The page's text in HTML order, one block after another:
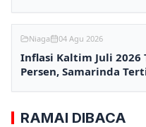
Niaga 04 Agu 2026
Inflasi Kaltim Juli 2026
Persen, Samarinda
RAMAI DIBACA